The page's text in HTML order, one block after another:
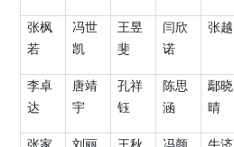
张枫
若
冯世
凯
王昱
斐
闫欣
诺
张越
李卓
达
唐靖
宇
孔祥
钰
陈思
涵
鄢晓
晴